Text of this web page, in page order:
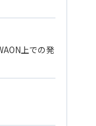
上での発